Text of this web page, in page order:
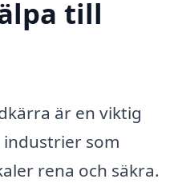
till
är en viktig
som
rena och säkra.